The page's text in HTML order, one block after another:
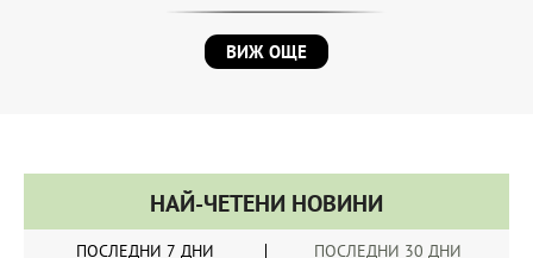
ВИЖ ОЩЕ
НАЙ-ЧЕТЕНИ НОВИНИ
ПОСЛЕДНИ 7 ДНИ ПОСЛЕДНИ 30 ДНИ